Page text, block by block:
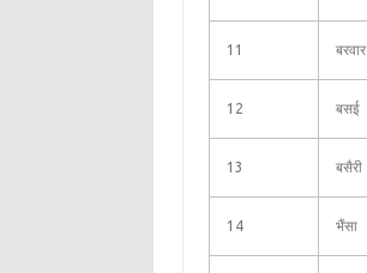
11 बरवार
12 बसई
13 बसैरी
14 भैंसा